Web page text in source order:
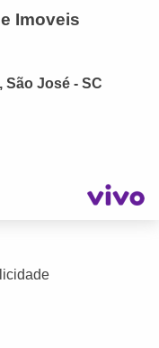
Imoveis
São José - SC